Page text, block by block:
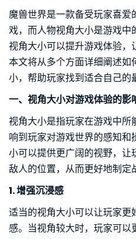
魔兽世界是一款备受玩家喜
戏，而人物视角大小是游戏
视角大小可以提升游戏体验，
本文将从多个方面详细阐述
小，帮助玩家找到适合自己的
一、视角大小对游戏体验的影
视角大小是指玩家在游戏中
响到玩家对游戏世界的感知
小可以提供更广阔的视野，
敌人的位置，从而更好地制定
1. 增强沉浸感
适当的视角大小可以让玩家
感。当视角较大时，玩家可